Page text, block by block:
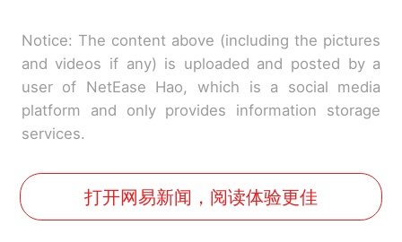
Notice: The content above (including the pictures
and videos if any) is uploaded and posted by a
user of NetEase Hao, which is a social media
platform and only provides information storage
services.
打开网易新闻，阅读体验更佳